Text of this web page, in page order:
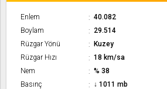
Enlem
40.082
Boylam
29.514
Rüzgar Yönü
Kuzey
Rüzgar Hızı
18 km/sa
Nem
% 38
Basınç
↓ 1011 mb